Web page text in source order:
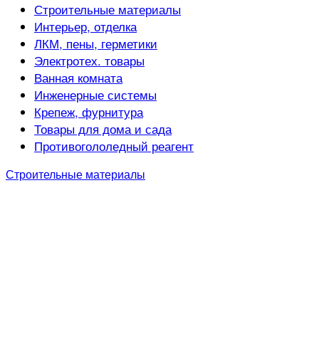
Строительные материалы
Интерьер, отделка
ЛКМ, пены, герметики
Электротех. товары
Ванная комната
Инженерные системы
Крепеж, фурнитура
Товары для дома и сада
Противогололедный реагент
Строительные материалы